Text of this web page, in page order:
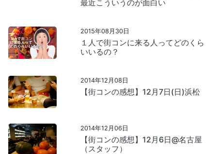
最近こういうのが面白い
2015年08月30日
１人で街コンに来る人ってどのくら
いいるの？
2014年12月08日
【街コンの感想】12月7日(日)浜松
2014年12月06日
【街コンの感想】12月6日@名古屋
（スタッフ）